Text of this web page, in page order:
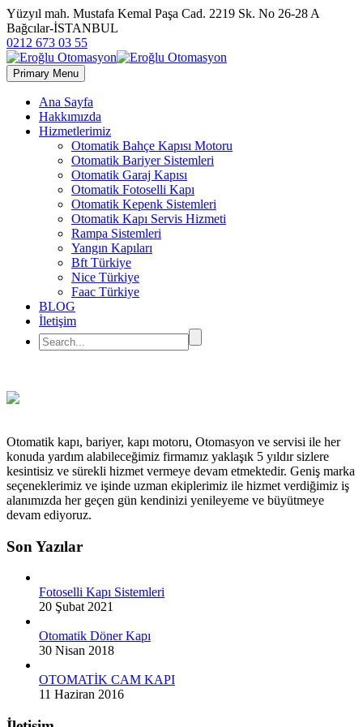
Yüzyıl mah. Mustafa Kemal Paşa Cad. 2219 Sk. No 26-28 A
Bağcılar-İSTANBUL
0212 673 03 55
Primary Menu
Ana Sayfa
Hakkımızda
Hizmetlerimiz
Otomatik Bahçe Kapısı Motoru
Otomatik Bariyer Sistemleri
Otomatik Garaj Kapısı
Otomatik Fotoselli Kapı
Otomatik Kepenk Sistemleri
Otomatik Kapı Servis Hizmeti
Rampa Sistemleri
Yangın Kapıları
Bft Türkiye
Nice Türkiye
Faac Türkiye
BLOG
İletişim
Otomatik kapı, bariyer, kapı motoru, Otomasyon ve servisi ile her
konuda yardım alabileceğimiz firmamız yaklaşık 5 yıldır sizlere
kesintisiz ve sürekli hizmet vermeye devam etmektedir. Geniş marka
seçeneklerimiz ve işinde uzman ekiplerimiz ile hizmet verdiğimiz iş
alanımızda her geçen gün kendinizi yenileyeme ve büyütmeye
devam ediyoruz.
Son Yazılar
Fotoselli Kapı Sistemleri
20 Şubat 2021
Otomatik Döner Kapı
30 Nisan 2018
OTOMATİK CAM KAPI
11 Haziran 2016